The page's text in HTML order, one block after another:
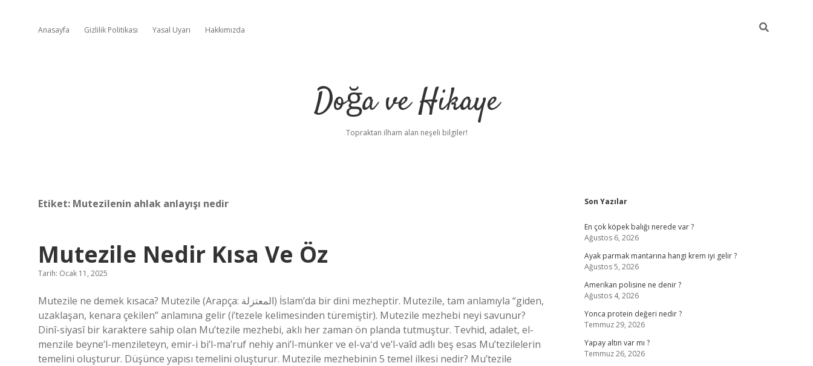
Anasayfa Gizlilik Politikası Yasal Uyarı Hakkımızda
Doğa ve Hikaye
Topraktan ilham alan neşeli bilgiler!
Etiket: Mutezilenin ahlak anlayışı nedir
Mutezile Nedir Kısa Ve Öz
Tarih: Ocak 11, 2025
Mutezile ne demek kısaca? Mutezile (Arapça: المعتزلة) İslam’da bir dini mezheptir. Mutezile, tam anlamıyla “giden,
uzaklaşan, kenara çekilen” anlamına gelir (i’tezele kelimesinden türemiştir). Mutezile mezhebi neyi savunur?
Dinî-siyasî bir karaktere sahip olan Mu’tezile mezhebi, aklı her zaman ön planda tutmuştur. Tevhid, adalet, el-
menzile beyne’l-menzileteyn, emir-i bi’l-ma’ruf nehiy ani’l-münker ve el-vaʻd ve’l-vaîd adlı beş esas Mu’tezilelerin
temelini oluşturur. Düşünce yapısı temelini oluşturur. Mutezile mezhebinin 5 temel ilkesi nedir? Mu’tezile
Sidebar
Son Yazılar
En çok köpek balığı nerede var ?
Ağustos 6, 2026
Ayak parmak mantarına hangi krem iyi gelir ?
Ağustos 5, 2026
Amerikan polisine ne denir ?
Ağustos 4, 2026
Yonca protein değeri nedir ?
Temmuz 29, 2026
Yapay altın var mı ?
Temmuz 26, 2026